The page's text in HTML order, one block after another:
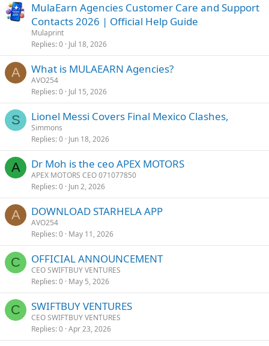
MulaEarn Agencies Customer Care and Support
Contacts 2026 | Official Help Guide
Mulaprint
Replies 0 Jul 18, 2026
A What is MULAEARN Agencies?
AVO254
Replies 0 Jul 15, 2026
S Lionel Messi Covers Final Mexico Clashes,
Simmons
Replies 0 Jun 18, 2026
A Dr Moh is the ceo APEX MOTORS
APEX MOTORS CEO 071077850
Replies 0 Jun 2, 2026
A DOWNLOAD STARHELA APP
AVO254
Replies 0 May 11, 2026
C OFFICIAL ANNOUNCEMENT
CEO SWIFTBUY VENTURES
Replies 0 May 5, 2026
C SWIFTBUY VENTURES
CEO SWIFTBUY VENTURES
Replies 0 Apr 23, 2026